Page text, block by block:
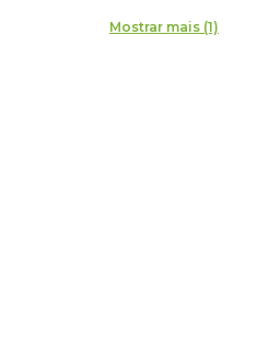
Mostrar mais (1)